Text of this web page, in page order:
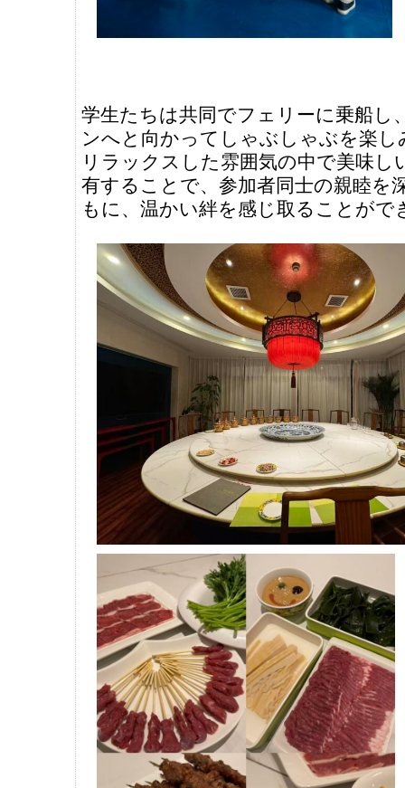
学生たちは共同でフェリーに乗船し
ンへと向かってしゃぶしゃぶを楽し
リラックスした雰囲気の中で美味し
有することで、参加者同士の親睦を
もに、温かい絆を感じ取ることがで